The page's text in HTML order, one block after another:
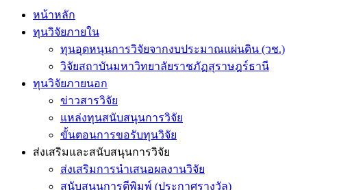
หน้าหลัก
ทุนวิจัยภายใน
ทุนอุดหนุนการวิจัยจากงบประมาณแผ่นดิน (วช.)
วิจัยสถาบันมหาวิทยาลัยราชภัฏสุราษฎร์ธานี
ทุนวิจัยภายนอก
ข่าวสารวิจัย
แหล่งทุนสนับสนุนการวิจัย
ขั้นตอนการขอรับทุนวิจัย
ส่งเสริมและสนับสนุนการวิจัย
ส่งเสริมการนำเสนอผลงานวิจัย
สนับสนุนการตีพิมพ์ (ประกาศรางวัล)